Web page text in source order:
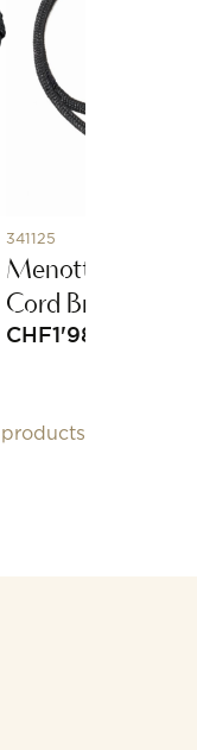
341125
Menottes Dinh
Cord Bracelet
CHF1'980
products